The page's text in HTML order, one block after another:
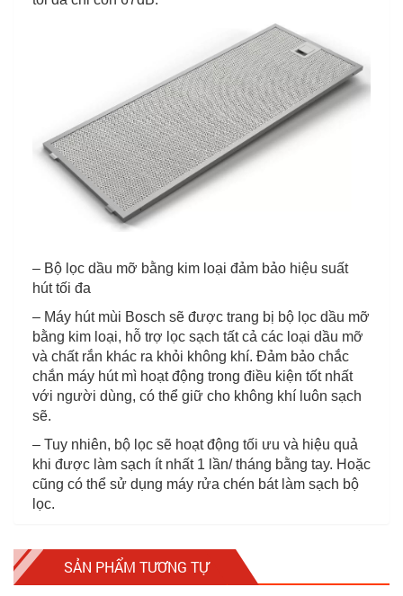
– Bộ lọc dầu mỡ bằng kim loại đảm bảo hiệu suất
hút tối đa
– Máy hút mùi Bosch sẽ được trang bị bộ lọc dầu mỡ
bằng kim loại, hỗ trợ lọc sạch tất cả các loại dầu mỡ
và chất rắn khác ra khỏi không khí. Đảm bảo chắc
chắn máy hút mì hoạt động trong điều kiện tốt nhất
với người dùng, có thể giữ cho không khí luôn sạch
sẽ.
– Tuy nhiên, bộ lọc sẽ hoạt động tối ưu và hiệu quả
khi được làm sạch ít nhất 1 lần/ tháng bằng tay. Hoặc
cũng có thể sử dụng máy rửa chén bát làm sạch bộ
lọc.
SẢN PHẨM TƯƠNG TỰ